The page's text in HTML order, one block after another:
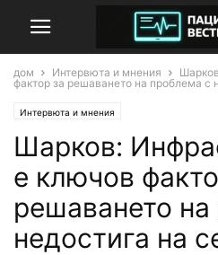
дом Интервюта и мнения
фактор за решаването на проблема с
Интервюта и мнения
Шарков:
е ключов
решаването
недостига на